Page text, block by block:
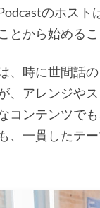
のホスト
とから始めるこ
、時に世間話
、アレンジや
コンテンツで
、一貫したテ